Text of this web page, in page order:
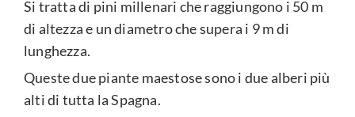
Si tratta di pini millenari che raggiungono i 50 m
di altezza e un diametro che supera i 9 m di
lunghezza.
Queste due piante maestose sono i due alberi più
alti di tutta la Spagna.